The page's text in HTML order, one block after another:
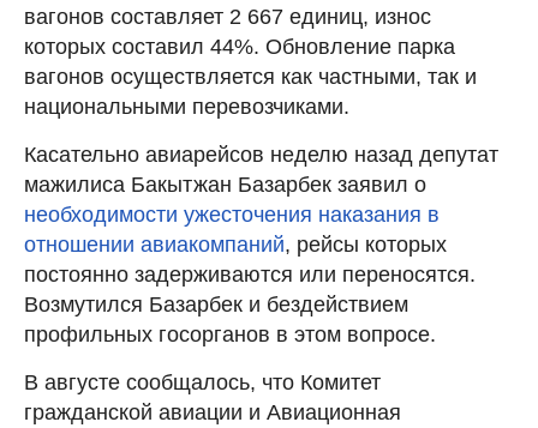
вагонов составляет 2 667 единиц, износ
которых составил 44%. Обновление парка
вагонов осуществляется как частными, так и
национальными перевозчиками.
Касательно авиарейсов неделю назад депутат
мажилиса Бакытжан Базарбек заявил о
необходимости ужесточения наказания в
отношении авиакомпаний, рейсы которых
постоянно задерживаются или переносятся.
Возмутился Базарбек и бездействием
профильных госорганов в этом вопросе.
В августе сообщалось, что Комитет
гражданской авиации и Авиационная